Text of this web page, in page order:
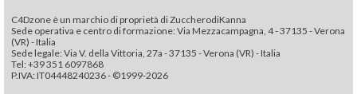
C4Dzone è un marchio di proprietà di ZuccherodiKanna
Sede operativa e centro di formazione: Via Mezzacampagna, 4 - 37135 - Verona
(VR) - Italia
Sede legale: Via V. della Vittoria, 27a - 37135 - Verona (VR) - Italia
Tel: +39 351 6097868‬
P.IVA: IT04448240236 - ©1999-2026